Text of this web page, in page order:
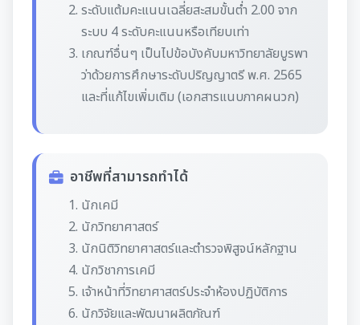
ระดับแต้มคะแนนเฉลี่ยสะสมขั้นต่ำ 2.00 จาก
ระบบ 4 ระดับคะแนนหรือเทียบเท่า
เกณฑ์อื่นๆ เป็นไปข้อบังคับมหาวิทยาลัยบูรพา
ว่าด้วยการศึกษาระดับปริญญาตรี พ.ศ. 2565
และที่แก้ไขเพิ่มเติม (เอกสารแนบภาคผนวก)
อาชีพที่สามารถทำได้
นักเคมี
นักวิทยาศาสตร์
นักนิติวิทยาศาสตร์และตำรวจพิสูจน์หลักฐาน
นักวิชาการเคมี
เจ้าหน้าที่วิทยาศาสตร์ประจำห้องปฏิบัติการ
นักวิจัยและพัฒนาผลิตภัณฑ์